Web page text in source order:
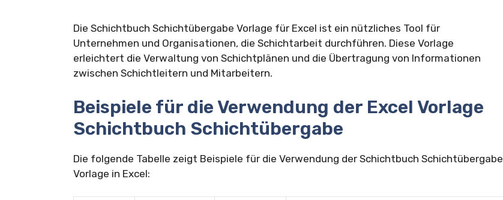
Die Schichtbuch Schichtübergabe Vorlage für Excel ist ein nützliches Tool für
Unternehmen und Organisationen, die Schichtarbeit durchführen. Diese Vorlage
erleichtert die Verwaltung von Schichtplänen und die Übertragung von Informationen
zwischen Schichtleitern und Mitarbeitern.
Beispiele für die Verwendung der Excel Vorlage
Schichtbuch Schichtübergabe
Die folgende Tabelle zeigt Beispiele für die Verwendung der Schichtbuch Schichtübergabe
Vorlage in Excel: